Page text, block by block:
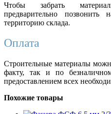
Чтобы забрать
предварительно
территорию склада.
Оплата
Строительные материалы
факту, так и по
предоставлением всех
Похожие товары